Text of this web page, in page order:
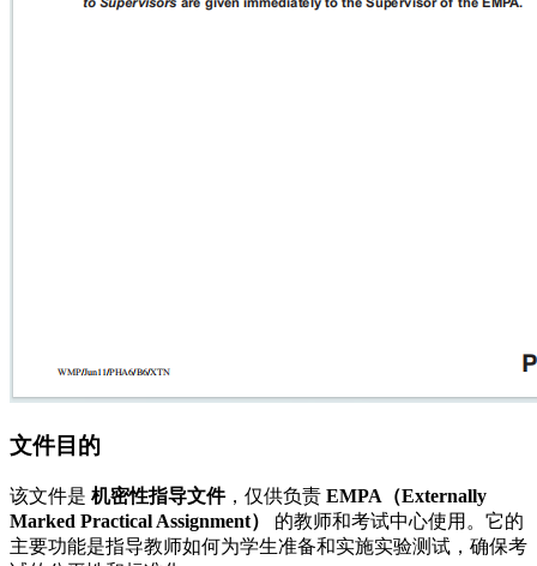
文件目的
该文件是 机密性指导文件，仅供负责 EMPA（Externally
Marked Practical Assignment）
的教师和考试中心使用。它的
主要功能是指导教师如何为学生准备和实施实验测试，确保考